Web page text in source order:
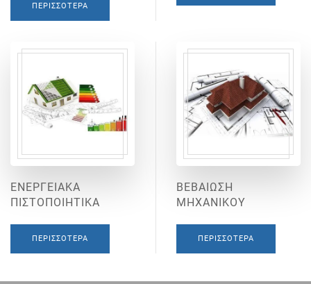
ΠΕΡΙΣΣΌΤΕΡΑ
ΕΝΕΡΓΕΙΑΚΑ
ΠΙΣΤΟΠΟΙΗΤΙΚΑ
ΠΕΡΙΣΣΌΤΕΡΑ
ΒΕΒΑΙΩΣΗ
ΜΗΧΑΝΙΚΟΥ
ΠΕΡΙΣΣΌΤΕΡΑ